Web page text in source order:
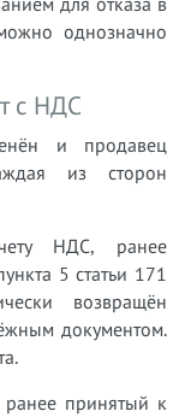
однозначно
с НДС
и продавец
из сторон
НДС, ранее
5 статьи 171
возвращён
документом.
ранее принятый к